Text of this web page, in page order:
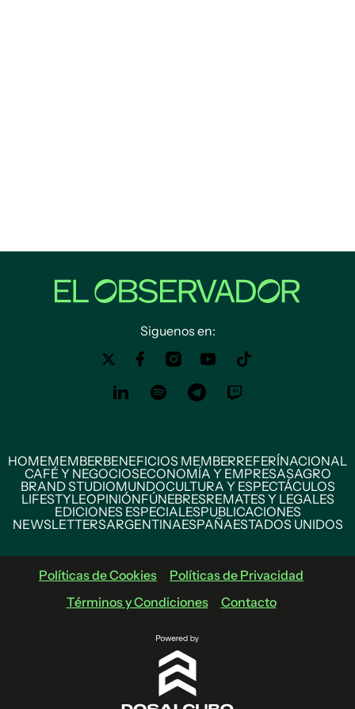
Siguenos en:
HOMEMEMBERBENEFICIOS MEMBERREFERÍNACIONAL
CAFÉ Y NEGOCIOSECONOMÍA Y EMPRESASAGRO
BRAND STUDIOMUNDOCULTURA Y ESPECTÁCULOS
LIFESTYLEOPINIÓNFÚNEBRESREMATES Y LEGALES
EDICIONES ESPECIALESPUBLICACIONES
NEWSLETTERSARGENTINAESPAÑAESTADOS UNIDOS
Políticas de Cookies
Políticas de Privacidad
Términos y Condiciones
Contacto